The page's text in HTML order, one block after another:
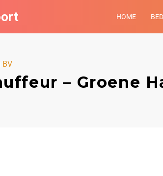
HOME
BV
– Groene